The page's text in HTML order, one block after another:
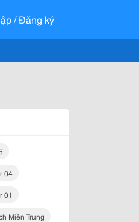
/ Đăng ký
04
01
Miền Trung